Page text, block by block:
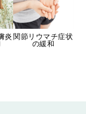
炎 関節リウマチ症状
の緩和